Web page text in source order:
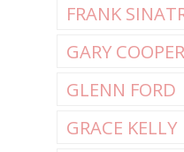
FRANK
GARY COOPER
GLENN FORD
GRACE KELLY